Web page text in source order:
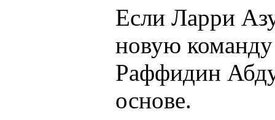
Если Ларри
новую
Раффидин
основе.